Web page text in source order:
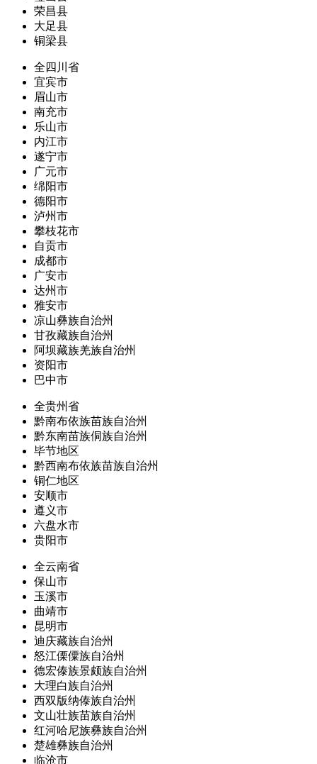
荣昌县
大足县
铜梁县
全四川省
宜宾市
眉山市
南充市
乐山市
内江市
遂宁市
广元市
绵阳市
德阳市
泸州市
攀枝花市
自贡市
成都市
广安市
达州市
雅安市
凉山彝族自治州
甘孜藏族自治州
阿坝藏族羌族自治州
资阳市
巴中市
全贵州省
黔南布依族苗族自治州
黔东南苗族侗族自治州
毕节地区
黔西南布依族苗族自治州
铜仁地区
安顺市
遵义市
六盘水市
贵阳市
全云南省
保山市
玉溪市
曲靖市
昆明市
迪庆藏族自治州
怒江傈僳族自治州
德宏傣族景颇族自治州
大理白族自治州
西双版纳傣族自治州
文山壮族苗族自治州
红河哈尼族彝族自治州
楚雄彝族自治州
临沧市